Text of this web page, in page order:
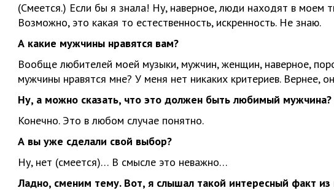
(Смеется.) Если бы я знала! Ну, наверное, люди находят в моем
Возможно, это какая то естественность, искренность. Не знаю.
А какие мужчины нравятся вам?
Вообще любителей моей музыки, мужчин, женщин, наверное,
мужчины нравятся мне? У меня нет никаких критериев. Вернее,
Ну, а можно сказать, что это должен быть любимый мужчина?
Конечно. Это в любом случае понятно.
А вы уже сделали свой выбор?
Ну, нет (смеется)… В смысле это неважно…
Ладно, сменим тему. Вот, я слышал такой интересный факт